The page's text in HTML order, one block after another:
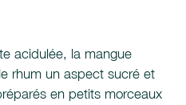
acidulée, la mangue
rhum un aspect sucré et
en petits morceaux